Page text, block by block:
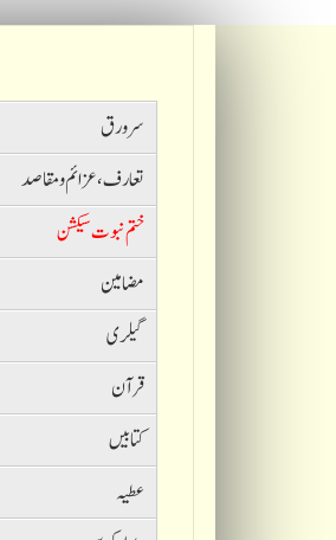
سرورق
تعارف ،عزائم و مقاصد
ختم نبوت سیکشن
مضامین
گیلری
قرآن
کتابیں
عطیہ